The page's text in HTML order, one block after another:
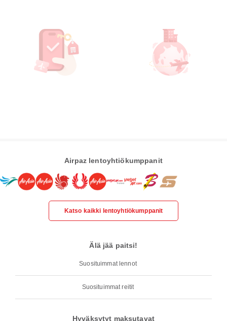
Airpaz lentoyhtiökumppanit
Katso kaikki lentoyhtiökumppanit
Älä jää paitsi!
Suosituimmat lennot
Suosituimmat reitit
Hyväksytyt maksutavat